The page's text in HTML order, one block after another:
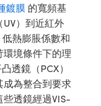
鍍膜 的寬頻基
）到近紅外
低熱膨脹係數和
境條件下的理
透鏡（PCX）
成為整合到要求
透鏡經過VIS-